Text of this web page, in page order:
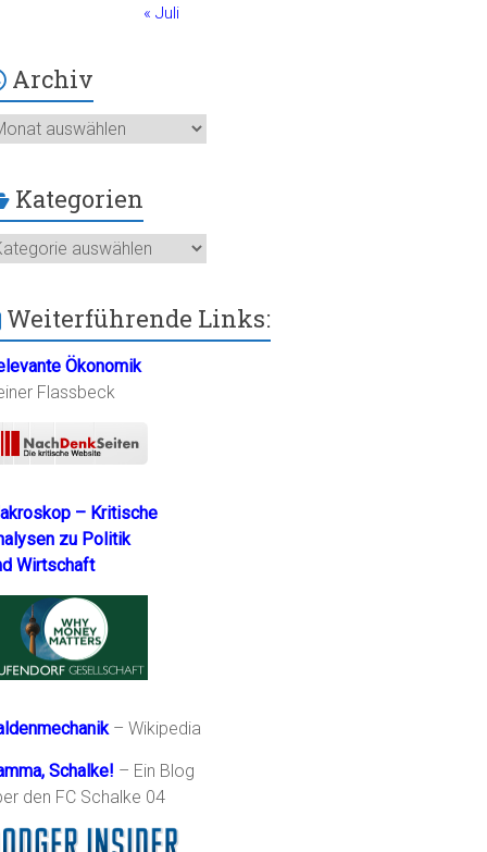
« Juli
Archiv
Kategorien
Weiterführende Links:
Ökonomik
Flassbeck
– Kritische
zu Politik
Wirtschaft
– Wikipedia
Schalke! – Ein Blog
den FC Schalke 04